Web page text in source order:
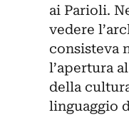
ai Parioli.
vedere
consisteva
l’apertura
della
linguaggio
LinkedIn
Pinterest
WhatsApp
Email